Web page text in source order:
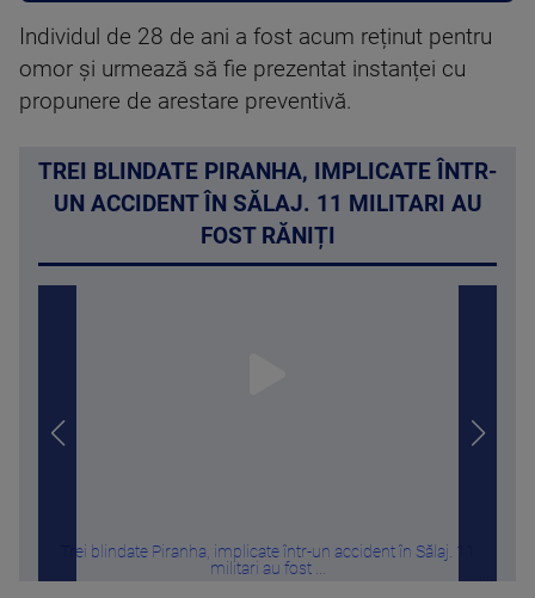
Individul de 28 de ani a fost acum reținut pentru
omor și urmează să fie prezentat instanței cu
propunere de arestare preventivă.
TREI BLINDATE PIRANHA, IMPLICATE ÎNTR-
UN ACCIDENT ÎN SĂLAJ. 11 MILITARI AU
FOST RĂNIȚI
Trei blindate Piranha, implicate într-un accident în Sălaj. 11
militari au fost ...